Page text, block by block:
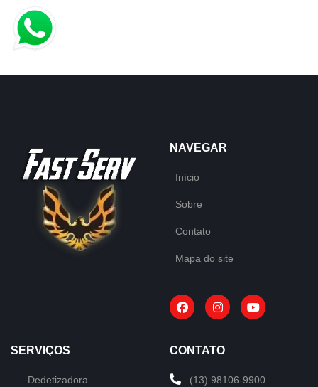
NAVEGAR
Início
Sobre
Contato
Mapa do site
SERVIÇOS
Dedetizadora
CONTATO
(13) 98106-9900